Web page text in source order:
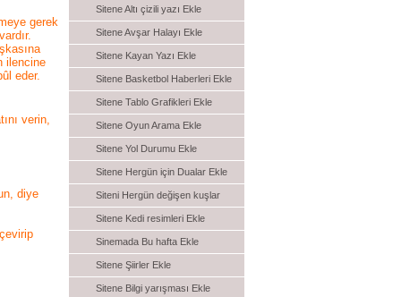
gerek
ilencine
eder.
verin,
diye
Sitene Altı çizili yazı Ekle
Sitene Avşar Halayı Ekle
Sitene Kayan Yazı Ekle
Sitene Basketbol Haberleri Ekle
Sitene Tablo Grafikleri Ekle
Sitene Oyun Arama Ekle
Sitene Yol Durumu Ekle
Sitene Hergün için Dualar Ekle
Siteni Hergün değişen kuşlar
Sitene Kedi resimleri Ekle
Sinemada Bu hafta Ekle
Sitene Şiirler Ekle
Sitene Bilgi yarışması Ekle